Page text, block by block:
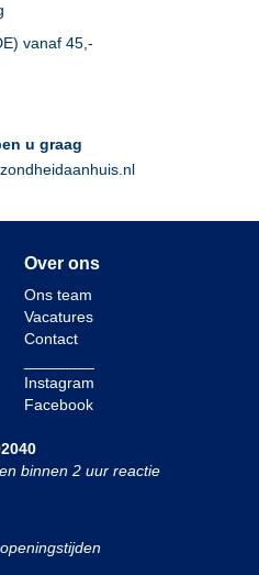
vanaf 45,-
u graag
Over ons
Ons team
Vacatures
Contact
Instagram
Facebook
binnen 2 uur reactie